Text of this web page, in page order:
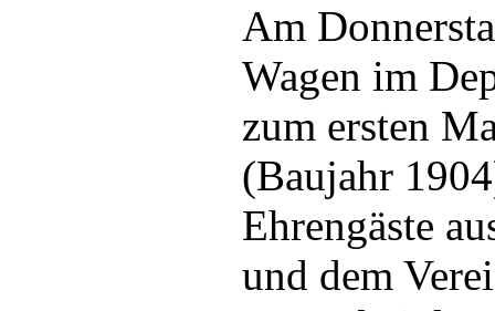
Am
Wagen im
zum ersten
(Baujahr
Ehrengäste
und dem